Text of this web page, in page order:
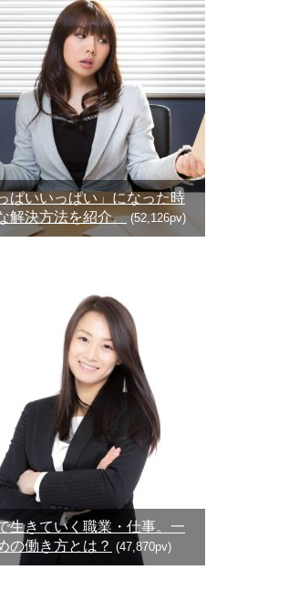
ぱいいっぱい」になった時
解決方法を紹介。(52,126pv)
生きていく職業・仕事。一
の働き方とは？ (47,870pv)